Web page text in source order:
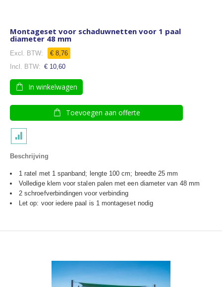
Montageset voor schaduwnetten voor 1 paal
diameter 48 mm
€ 8,76
€ 10,60
In winkelwagen
Toevoegen aan offerte
Beschrijving
1 ratel met 1 spanband; lengte 100 cm; breedte 25 mm
Volledige klem voor stalen palen met een diameter van 48 mm
2 schroefverbindingen voor verbinding
Let op: voor iedere paal is 1 montageset nodig